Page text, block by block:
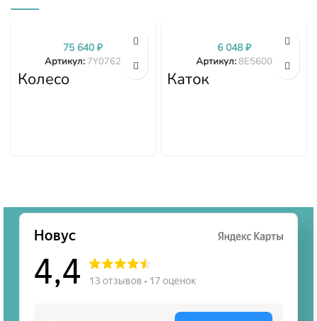
Колесо
направляющее
Артикул: 7Y0762
75 640₽
Каток
поддерживающий
Артикул:8E5600
6 048₽